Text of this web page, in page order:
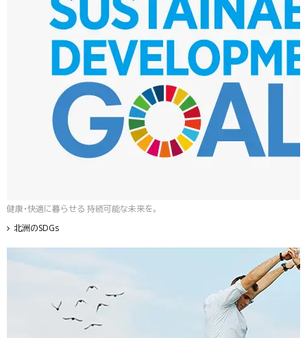
健康・快適に暮らせる 持続可能な未来を。
北洲のSDGs